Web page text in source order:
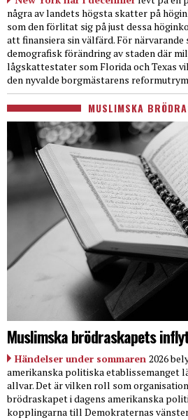
några av landets högsta skatter på
som den förlitat sig på just dessa
att finansiera sin välfärd. För närvarande
demografisk förändring av staden där
lågskattestater som Florida och Texas
den nyvalde borgmästarens
MUSLIMSKA
Muslimska brödraskapets
Händelser under sommaren 2026
amerikanska politiska etablissemanget
allvar. Det är vilken roll som
brödraskapet i dagens amerikanska
kopplingarna till Demokraternas